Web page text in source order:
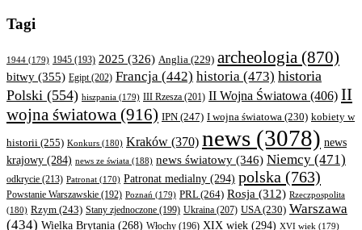
Tagi
1944 (179) 1945 (193) 2025 (326) Anglia (229) archeologia (870)
bitwy (355) Egipt(202) Francja (442) historia (473) historia
Polski (554) hiszpania (179) III Rzesza (201) II Wojna Światowa (406) II
wojna światowa (916) IPN (247) I wojna światowa (230) kobiety w
historii (255) Konkurs (180) Kraków (370) news (3078) news
krajowy (284) news ze świata (188) news światowy (346) Niemcy (471)
odkrycie (213) Patronat (170) Patronat medialny (294) polska (763)
Powstanie Warszawskie (192) Poznań (179) PRL(264) Rosja (312) Rzeczpospolita
(180) Rzym (243) Stany zjednoczone (199) Ukraina (207) USA(230) Warszawa
(434) Wielka Brytania (268) Włochy (196) XIX wiek (294) XVI wiek (179)